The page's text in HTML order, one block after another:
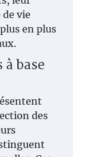
vie
en plus
base
des